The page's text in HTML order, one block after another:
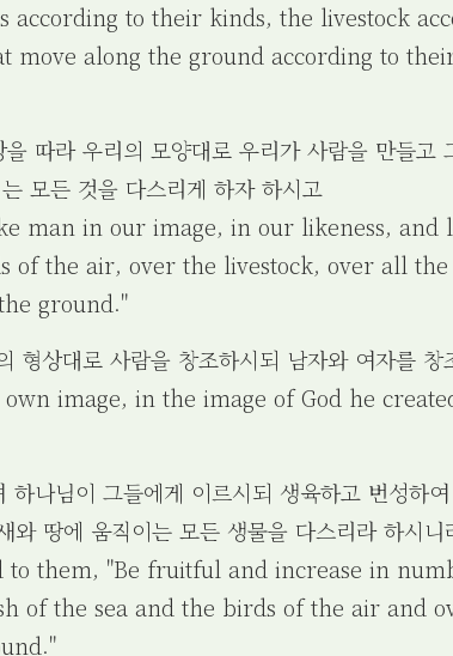
according to their kinds, the livestock
move along the ground according to
따라 우리의 모양대로 우리가 사람을 만들고
모든 것을 다스리게 하자 하시고
man in our image, in our likeness,
of the air, over the livestock, over all
ground."
형상대로 사람을 창조하시되 남자와 여자를 창
image, in the image of God he
나님이 그들에게 이르시되 생육하고 번성하
와 땅에 움직이는 모든 생물을 다스리라 하시니
to them, "Be fruitful and increase in
of the sea and the birds of the air and